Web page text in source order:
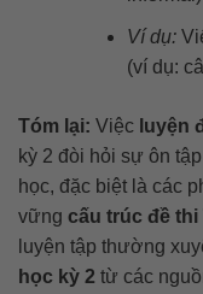
Ví dụ:
(ví dụ:
Tóm lại: Việc luyện
kỳ 2 đòi hỏi sự ôn
học, đặc biệt là các
vững cấu trúc đề thi
luyện tập thường
học kỳ 2 từ các